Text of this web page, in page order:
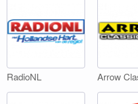
RadioNL